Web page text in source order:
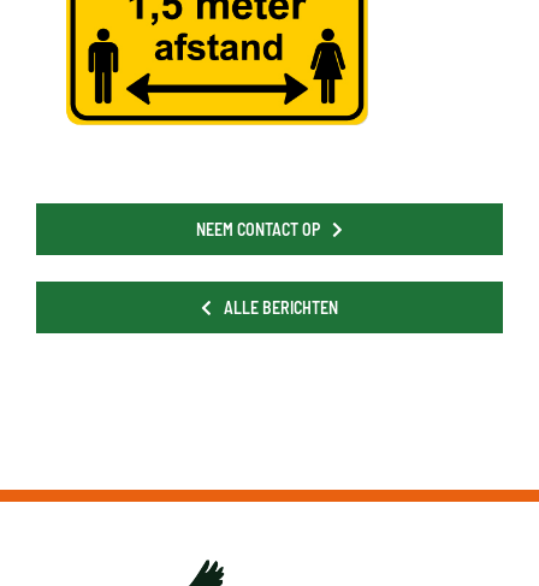
NEEM CONTACT OP
ALLE BERICHTEN